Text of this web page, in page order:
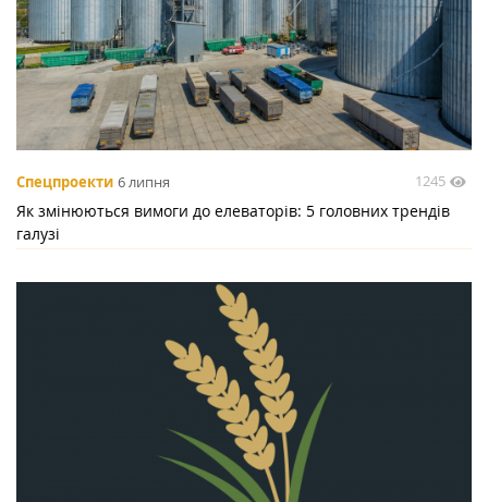
Спецпроекти 6 липня 1245
Як змінюються вимоги до елеваторів: 5 головних трендів
галузі